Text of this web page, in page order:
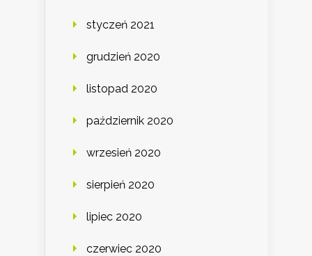
styczeń 2021
grudzień 2020
listopad 2020
październik 2020
wrzesień 2020
sierpień 2020
lipiec 2020
czerwiec 2020